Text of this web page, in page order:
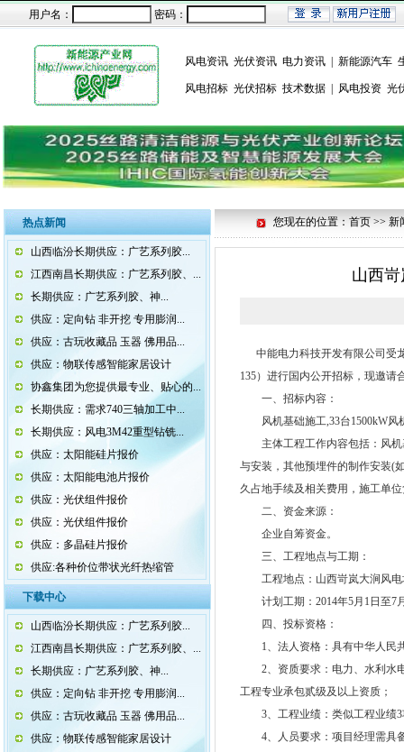
用户名： 密码：
风电资讯 光伏资讯 电力资讯 新能源汽车
风电招标 光伏招标 技术数据 风电投资 光
热点新闻
山西临汾长期供应：广艺系列胶...
江西南昌长期供应：广艺系列胶、...
长期供应：广艺系列胶、神...
供应：定向钻 非开挖 专用膨润...
供应：古玩收藏品 玉器 佛用品...
供应：物联传感智能家居设计
协鑫集团为您提供最专业、贴心的...
长期供应：需求740三轴加工中...
长期供应：风电3M42重型钻铣...
供应：太阳能硅片报价
供应：太阳能电池片报价
供应：光伏组件报价
供应：光伏组件报价
供应：多晶硅片报价
供应:各种价位带状光纤热缩管
下载中心
山西临汾长期供应：广艺系列胶...
江西南昌长期供应：广艺系列胶、...
长期供应：广艺系列胶、神...
供应：定向钻 非开挖 专用膨润...
供应：古玩收藏品 玉器 佛用品...
供应：物联传感智能家居设计
您现在的位置：首页 >> 新
山西
中能电力科技开发有限公司受
135）进行国内公开招标，现邀请
一、招标内容：
风机基础施工,33台1500kW风
主体工程工作内容包括：风机
与安装，其他预埋件的制作安装(
久占地手续及相关费用，施工单
二、资金来源：
企业自筹资金。
三、工程地点与工期：
工程地点：山西岢岚大涧风电
计划工期：2014年5月1日至7
四、投标资格：
1、法人资格：具有中华人民
2、资质要求：电力、水利水电
工程专业承包贰级及以上资质；
3、工程业绩：类似工程业绩3
4、人员要求：项目经理需具备